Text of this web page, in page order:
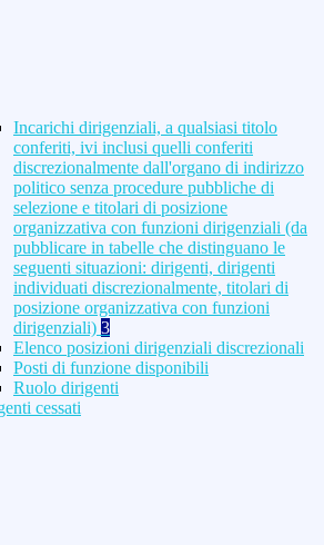
Incarichi dirigenziali, a qualsiasi titolo
conferiti, ivi inclusi quelli conferiti
discrezionalmente dall'organo di indirizzo
politico senza procedure pubbliche di
selezione e titolari di posizione
organizzativa con funzioni dirigenziali (da
pubblicare in tabelle che distinguano le
seguenti situazioni: dirigenti, dirigenti
individuati discrezionalmente, titolari di
posizione organizzativa con funzioni
dirigenziali) 3
Elenco posizioni dirigenziali discrezionali
Posti di funzione disponibili
Ruolo dirigenti
cessati